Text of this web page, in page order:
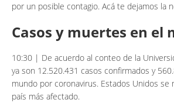
por un posible contagio. Acá te dejamos la
Casos y muertes en el
10:30 | De acuerdo al conteo de la
ya son 12.520.431 casos confirmados y
mundo por coronavirus. Estados Unidos se
país más afectado.